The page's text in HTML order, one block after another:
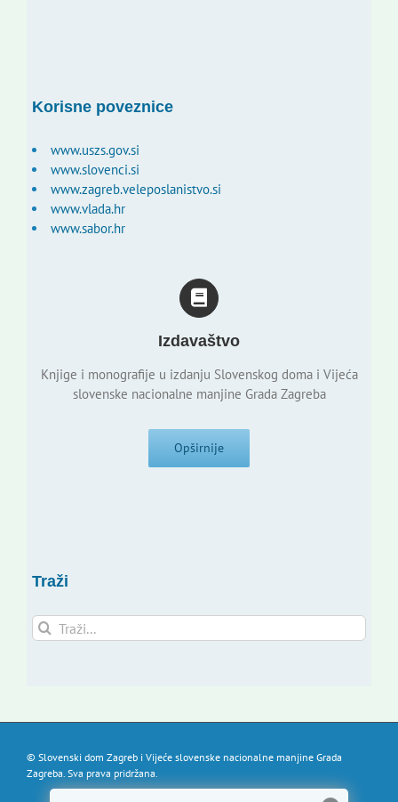
Korisne poveznice
www.uszs.gov.si
www.slovenci.si
www.zagreb.veleposlanistvo.si
www.vlada.hr
www.sabor.hr
Izdavaštvo
Knjige i monografije u izdanju Slovenskog doma i Vijeća
slovenske nacionalne manjine Grada Zagreba
Opširnije
Traži
Traži...
© Slovenski dom Zagreb i Vijeće slovenske nacionalne manjine Grada
Zagreba. Sva prava pridržana.